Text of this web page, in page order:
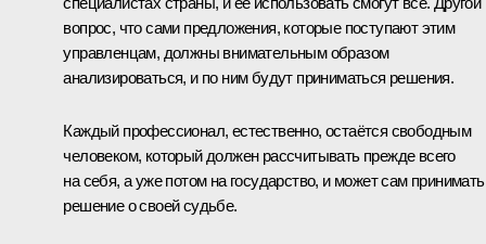
вопрос, что сами предложения, которые поступают этим
управленцам, должны внимательным образом
анализироваться, и по ним будут приниматься решения.
Каждый профессионал, естественно, остаётся свободным
человеком, который должен рассчитывать прежде всего
на себя, а уже потом на государство, и может сам принимать
решение о своей судьбе.